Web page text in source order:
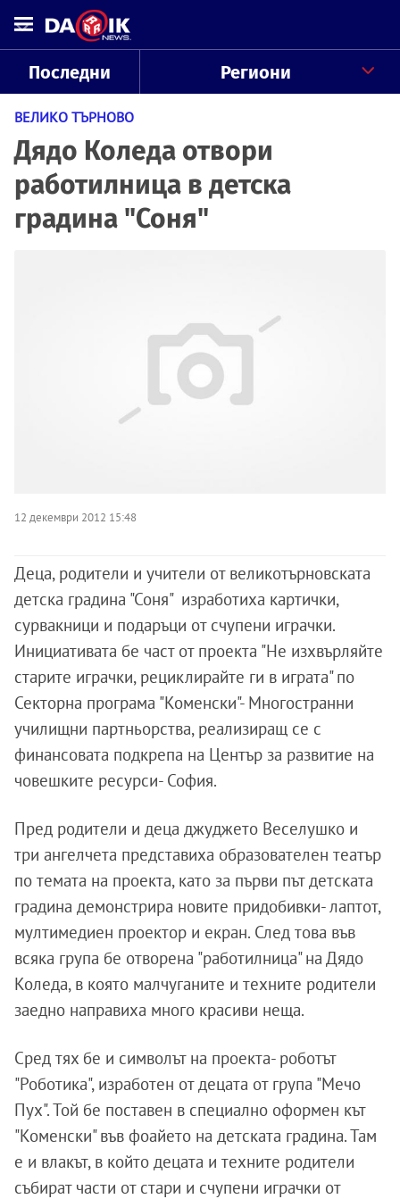
Последни Региони
ВЕЛИКО ТЪРНОВО
Дядо Коледа отвори
работилница в детска
градина "Соня"
12 декември 2012 15:48
Деца, родители и учители от великотърновската
детска градина "Соня" изработиха картички,
сурвакници и подаръци от счупени играчки.
Инициативата бе част от проекта "Не изхвърляйте
старите играчки, рециклирайте ги в играта" по
Секторна програма "Коменски"- Многостранни
училищни партньорства, реализиращ се с
финансовата подкрепа на Център за развитие на
човешките ресурси- София.
Пред родители и деца джуджето Веселушко и
три ангелчета представиха образователен театър
по темата на проекта, като за първи път детската
градина демонстрира новите придобивки- лаптот,
мултимедиен проектор и екран. След това във
всяка група бе отворена "работилница" на Дядо
Коледа, в която малчуганите и техните родители
заедно направиха много красиви неща.
Сред тях бе и символът на проекта- роботът
"Роботика", изработен от децата от група "Мечо
Пух". Той бе поставен в специално оформен кът
"Коменски" във фоайето на детската градина. Там
е и влакът, в който децата и техните родители
събират части от стари и счупени играчки от